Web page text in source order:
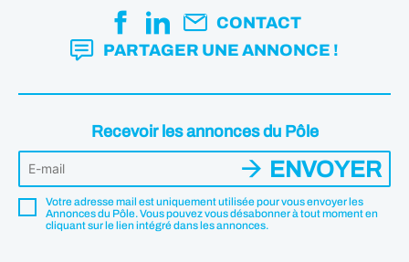
CONTACT
PARTAGER UNE ANNONCE !
Recevoir les annonces du Pôle
Votre adresse mail est uniquement utilisée pour vous envoyer les
Annonces du Pôle. Vous pouvez vous désabonner à tout moment en
cliquant sur le lien intégré dans les annonces.
ENVOYER